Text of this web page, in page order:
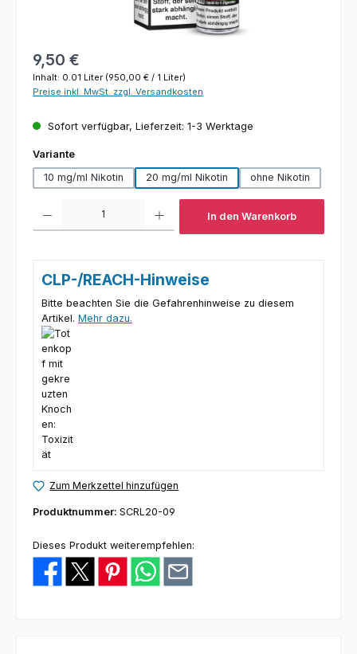
Regulärer Preis:
9,50 €
Inhalt: 0.01 Liter (950,00 € / 1 Liter)
Preise inkl. MwSt. zzgl. Versandkosten
Sofort verfügbar, Lieferzeit: 1-3 Werktage
Varianteauswählen
10 mg/ml Nikotin
20 mg/ml Nikotin ohne Nikotin
In den Warenkorb
CLP-/REACH-Hinweise
Bitte beachten Sie die Gefahrenhinweise zu diesem
Artikel. Mehr dazu.
Zum Merkzettel hinzufügen
Produktnummer: SCRL20-09
Dieses Produkt weiterempfehlen: